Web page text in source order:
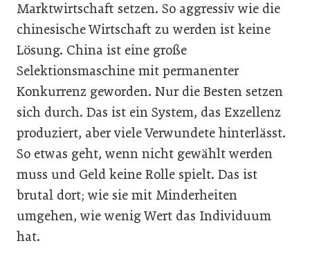
Marktwirtschaft setzen. So aggressiv wie die
chinesische Wirtschaft zu werden ist keine
Lösung. China ist eine große
Selektionsmaschine mit permanenter
Konkurrenz geworden. Nur die Besten setzen
sich durch. Das ist ein System, das Exzellenz
produziert, aber viele Verwundete hinterlässt.
So etwas geht, wenn nicht gewählt werden
muss und Geld keine Rolle spielt. Das ist
brutal dort; wie sie mit Minderheiten
umgehen, wie wenig Wert das Individuum
hat.